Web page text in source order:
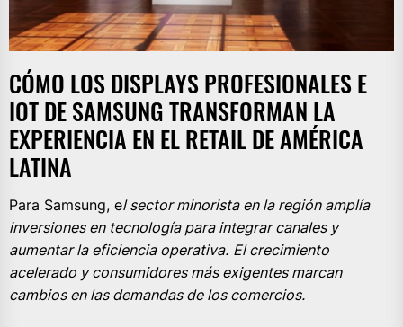
CÓMO LOS DISPLAYS PROFESIONALES E
IOT DE SAMSUNG TRANSFORMAN LA
EXPERIENCIA EN EL RETAIL DE AMÉRICA
LATINA
Para Samsung, el sector minorista en la región amplía
inversiones en tecnología para integrar canales y
aumentar la eficiencia operativa. El crecimiento
acelerado y consumidores más exigentes marcan
cambios en las demandas de los comercios.